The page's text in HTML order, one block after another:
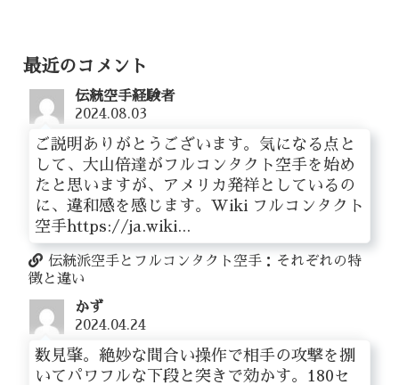
最近のコメント
伝統空手経験者
2024.08.03
ご説明ありがとうございます。気になる点と
して、大山倍達がフルコンタクト空手を始め
たと思いますが、アメリカ発祥としているの
に、違和感を感じます。Wiki フルコンタクト
空手https://ja.wiki...
伝統派空手とフルコンタクト空手：それぞれの特
徴と違い
かず
2024.04.24
数見肇。絶妙な間合い操作で相手の攻撃を捌
いてパワフルな下段と突きで効かす。180セ